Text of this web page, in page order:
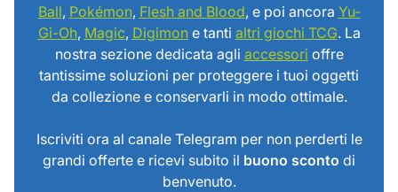
Ball, Pokémon, Flesh and Blood, e poi ancora Yu-
Gi-Oh, Magic, Digimone tanti altri giochi TCG. La
nostra sezione dedicata agli accessori offre
tantissime soluzioni per proteggere i tuoi oggetti
da collezione e conservarli in modo ottimale.
Iscriviti ora al canale Telegram per non perderti le
grandi offerte e ricevi subito il buono sconto di
benvenuto.